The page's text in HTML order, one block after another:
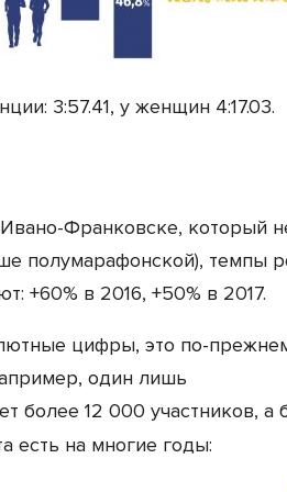
3:57.41, у женщин 4:17.03.
Франковске, который
полумарафонской), темпы
+60% в 2016, +50% в 2017.
цифры, это по-
один лишь
более 12 000 участников, а
есть на многие годы: